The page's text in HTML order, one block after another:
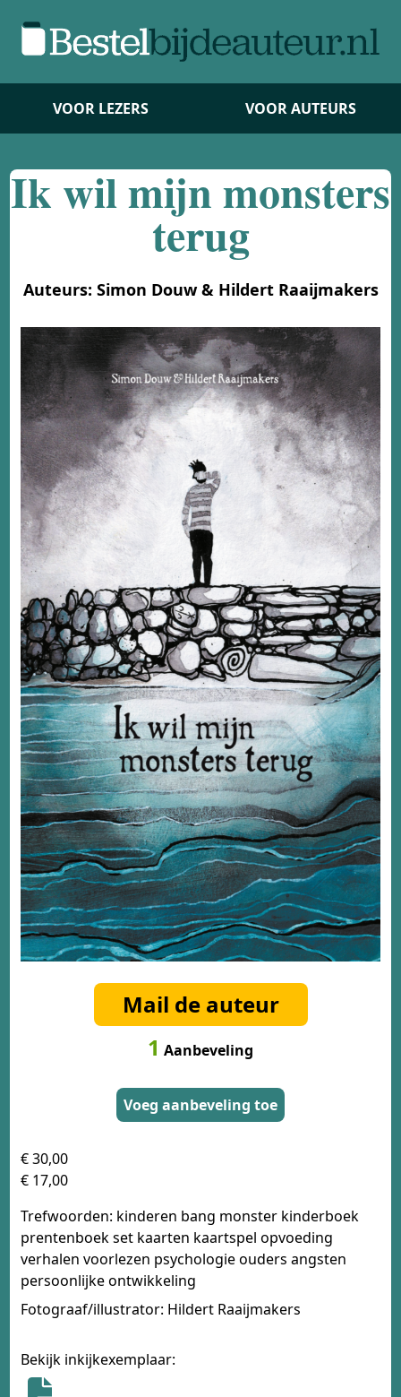
VOOR LEZERS VOOR AUTEURS
Ik wil mijn monsters
terug
Auteurs: Simon Douw & Hildert Raaijmakers
Mail de auteur
1 Aanbeveling
Voeg aanbeveling toe
€ 30,00
€ 17,00
Trefwoorden: kinderen bang monster kinderboek
prentenboek set kaarten kaartspel opvoeding
verhalen voorlezen psychologie ouders angsten
persoonlijke ontwikkeling
Fotograaf/illustrator: Hildert Raaijmakers
Bekijk inkijkexemplaar: